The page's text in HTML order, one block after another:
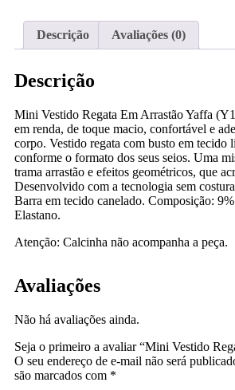
Descrição Avaliações (0)
Descrição
Mini Vestido Regata Em Arrastão Yaffa
em renda, de toque macio, confortável e
corpo. Vestido regata com busto em tecido
conforme o formato dos seus seios. Uma
trama arrastão e efeitos geométricos, que
Desenvolvido com a tecnologia sem
Barra em tecido canelado. Composição:
Elastano.
Atenção: Calcinha não acompanha a peça.
Avaliações
Não há avaliações ainda.
Seja o primeiro a avaliar “Mini Vestido
O seu endereço de e-mail não será
são marcados com *